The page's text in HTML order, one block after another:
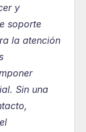
y
soporte
la atención
Sin una